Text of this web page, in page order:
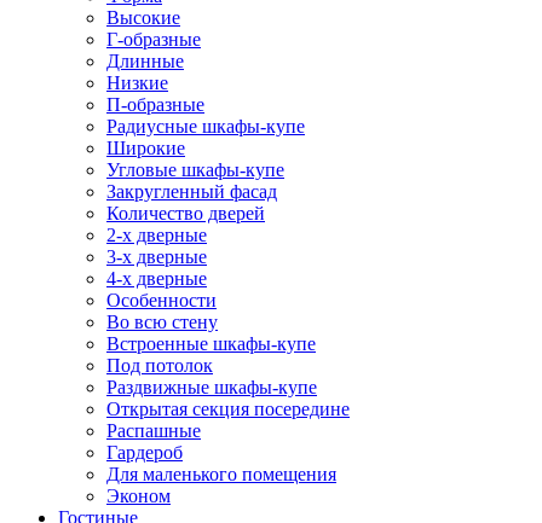
Высокие
Г-образные
Длинные
Низкие
П-образные
Радиусные шкафы-купе
Широкие
Угловые шкафы-купе
Закругленный фасад
Количество дверей
2-х дверные
3-х дверные
4-х дверные
Особенности
Во всю стену
Встроенные шкафы-купе
Под потолок
Раздвижные шкафы-купе
Открытая секция посередине
Распашные
Гардероб
Для маленького помещения
Эконом
Гостиные